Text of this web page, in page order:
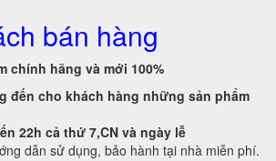
bán hàng
chính hãng và mới 100%
đến cho khách hàng những sản phẩm
22h cả thứ 7,CN và ngày lễ
dẫn sử dụng, bảo hành tại nhà miễn phí.